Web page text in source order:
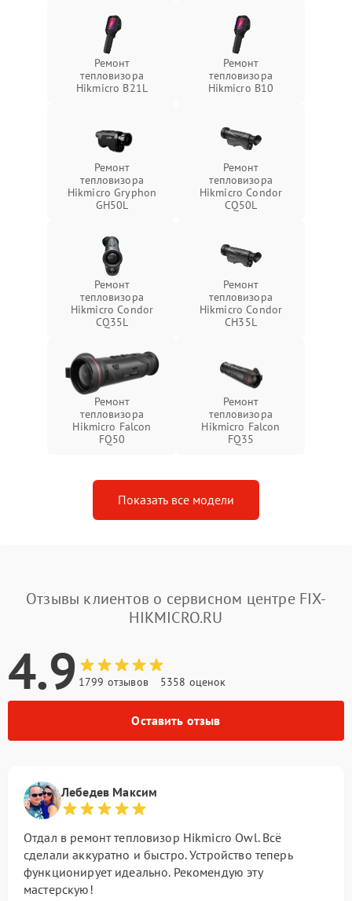
Ремонт
тепловизора
Hikmicro B21L
Ремонт
тепловизора
Hikmicro B10
Ремонт
тепловизора
Hikmicro Gryphon
GH50L
Ремонт
тепловизора
Hikmicro Condor
CQ50L
Ремонт
тепловизора
Hikmicro Condor
CQ35L
Ремонт
тепловизора
Hikmicro Condor
CH35L
Ремонт
тепловизора
Hikmicro Falcon
FQ50
Ремонт
тепловизора
Hikmicro Falcon
FQ35
Показать все модели
Отзывы клиентов о сервисном центре FIX-
HIKMICRO.RU
4.9 1799 отзывов 5358 оценок
Оставить отзыв
Лебедев Максим
Отдал в ремонт тепловизор Hikmicro Owl. Всё
сделали аккуратно и быстро. Устройство теперь
функционирует идеально. Рекомендую эту
мастерскую!